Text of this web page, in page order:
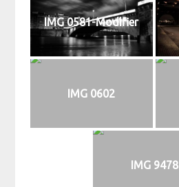
IMG 0581-Modifier
IMG 0602
IMG 9478